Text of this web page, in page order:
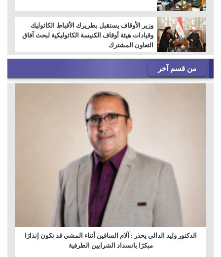
وزير الأوقاف يستقبل بطريرك الأقباط الكاثوليك
وقيادات هيئة أوقاف الكنيسة الكاثوليكية لبحث آفاق
التعاون المشترك
من قسم آخر
الدكتور وليد الدالي يحذر : آلام الساقين أثناء المشي قد تكون إنذارًا
مبكرًا بانسداد الشرايين الطرفية